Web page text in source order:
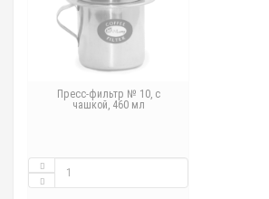
Пресс-фильтр № 10, с
чашкой, 460 мл